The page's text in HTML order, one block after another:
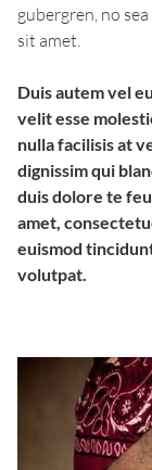
gubergren, no
sit amet.
Duis autem vel
velit esse
nulla facilisis at
dignissim qui
duis dolore te
amet,
euismod
volutpat.